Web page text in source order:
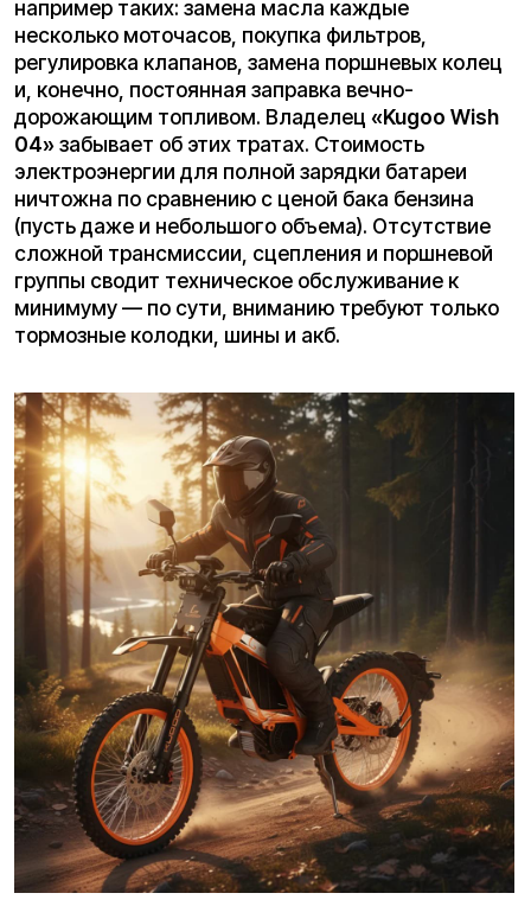
Энерговооруженность:Питание
обеспечивает современный литий-ионный
аккумулятор с характеристиками60 V 36
Ah. Такая емкость дарит райдеру запас
хода до 80 км. на одном заряде.
Важнейшая конструктивная особенность —
быстросъемная батарея, которую можно
заряжать отдельно от байка, что
критически важно для городских жителей,
а время до полной зарядки относительно
недолгое и комфортное для эксплуатации в
активном режиме.
Легкость и прочность:При всей своей
мощи, вес электропитбайка составляет
всего, около
85 кг
. Для сравнения, многие
бензиновые аналоги с полным баком весят
означает лучшую управляемость, легкость
в маневрировании и меньшую усталость
райдера. При этом прочная стальная рама
рассчитана на максимальную нагрузку до
150 кг
., что делает байк доступным для
крупных райдеров.
Внедорожный арсенал:
«Kugoo Wish 04»
оснащен задним приводом и большими 19-
дюймовыми колесами с надувными
внедорожными шинами, которые
«глотают» неровности и обеспечивают
зацеп на грязи и песке. Безопасность
контролирует дисковая гидравлическая
тормозная система, которая дает
эффективное замедление.
В завершение стоит отметить, что управление
тягой на «Kugoo Wish 04» интуитивно понятно и
просто, в отличие от бензиновых моторов с их
«провалами» и «подхватами». Это делает
процесс обучения езде быстрым и безопасным,
открывая мир мототехники для новичков без
страха заглохнуть на подъеме или постоянно
жечь сцепление. Так, что — выбор в пользу